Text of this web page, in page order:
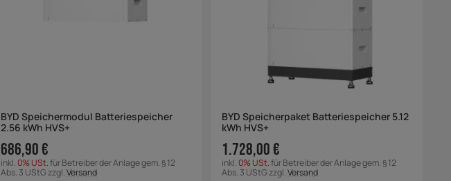
BYD Speichermodul Batteriespeicher
2.56 kWh HVS+
686,90 €
inkl. 0% USt.für Betreiber der Anlage gem. § 12
Abs. 3 UStG zzgl.Versand
BYD Speicherpaket Batteriespeicher 5.12
kWh HVS+
1.728,00 €
inkl. 0% USt.für Betreiber der Anlage gem. § 12
Abs. 3 UStG zzgl.Versand